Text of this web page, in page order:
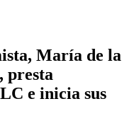
María de la
presta
e inicia sus